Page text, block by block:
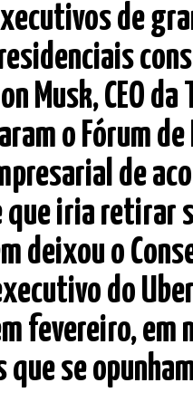
de
Musk, CEO
o Fórum
de
que iria retirar
deixou o
do
fevereiro, em
que se